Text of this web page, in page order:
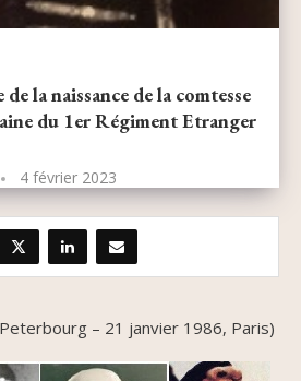
la naissance de la comtesse
du 1er Régiment Etranger
4 février 2023
– 21 janvier 1986, Paris)